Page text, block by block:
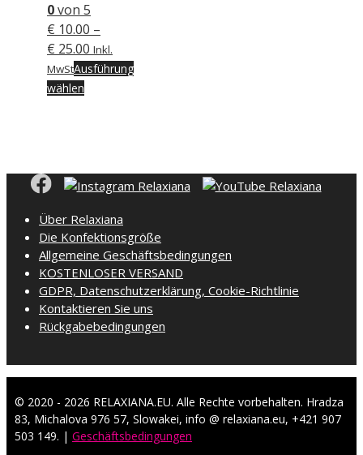
0von 5
€ 10.00 –
€ 25.00 Preisspanne:
€ 10.00
Inkl.
MwStAusführung
wählen
auf.
Optionen
können
auf
der
Produktseite
gewählt
werden
Über Relaxiana
Die Konfektionsgröße
Allgemeine Geschäftsbedingungen
KOSTENLOSER VERSAND
GDPR, Datenschutzerklärung, Cookie-Richtlinie
Kontaktieren Sie uns
Rückgabebedingungen
© 2020 - 2026 RELAXIANA.EU. Alle Rechte vorbehalten. Hradza
83, Michalova 976 57, Slowakei, info @ relaxiana.eu, +421 907
503 149. | Geschäftsbedingungen